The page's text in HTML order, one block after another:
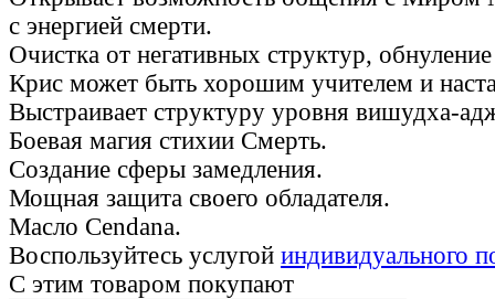
с энергией смерти.
Очистка от негативных структур,
Крис может быть хорошим учителем и
Выстраивает структуру уровня вишудха-
Боевая магия стихии Смерть.
Создание сферы замедления.
Мощная защита своего обладателя.
Масло Cendana.
Воспользуйтесь услугой индивидуального
С этим товаром покупают